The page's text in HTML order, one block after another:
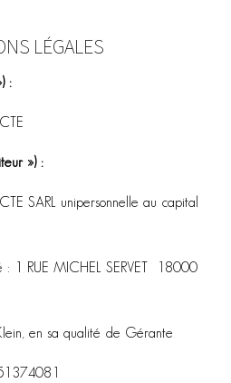
LÉGALES
:
») :
SARL unipersonnelle au capital
: 1 RUE MICHEL SERVET 18000
en sa qualité de Gérante